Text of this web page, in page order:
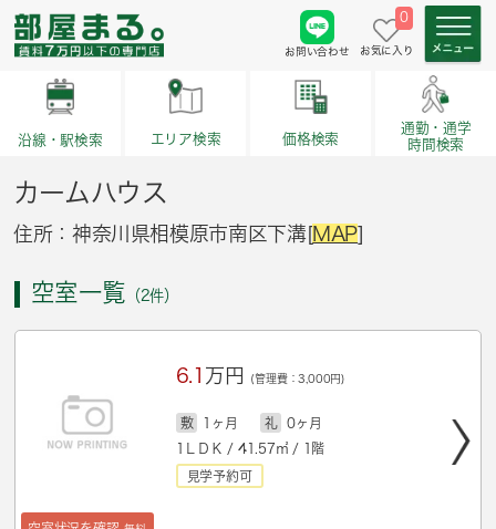
お問い合わせ
0
お気に入り
沿線・駅検索 エリア検索 価格検索
通勤・通学
時間検索
カームハウス
住所：神奈川県相模原市南区下溝[MAP]
空室一覧 （2件）
6.1 万円 (管理費：3,000円)
敷 1ヶ月 礼
0ヶ月
1ＬＤＫ / 41.57㎡ / 1階
見学予約可